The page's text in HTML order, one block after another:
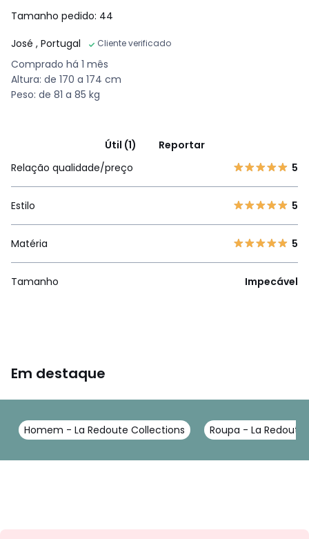
Tamanho pedido: 44
José , Portugal Cliente verificado
Comprado há 1 mês
Altura: de 170 a 174 cm
Peso: de 81 a 85 kg
Útil (1)
Reportar
Relação qualidade/preço
5
Estilo 5
Matéria 5
Tamanho Impecável
Em destaque
Homem - La Redoute Collections Roupa - La